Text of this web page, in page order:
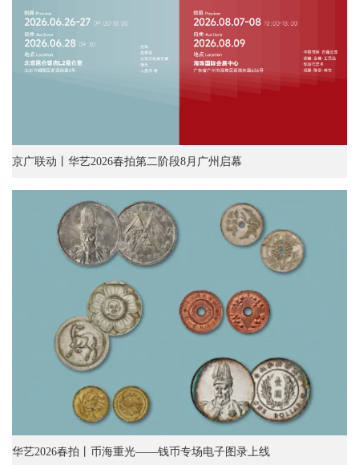
新闻中心
京广联动丨华艺2026春拍第二阶段8月广州启幕
华艺2026春拍丨币海重光——钱币专场电子图录上线